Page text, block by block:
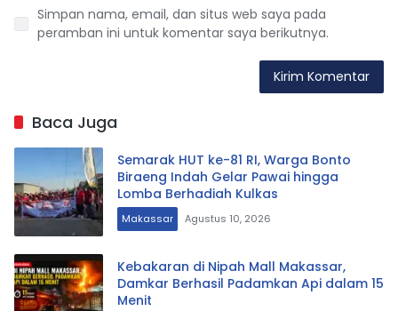
Simpan nama, email, dan situs web saya pada
peramban ini untuk komentar saya berikutnya.
Baca Juga
Semarak HUT ke-81 RI, Warga Bonto
Biraeng Indah Gelar Pawai hingga
Lomba Berhadiah Kulkas
Makassar Agustus 10, 2026
Kebakaran di Nipah Mall Makassar,
Damkar Berhasil Padamkan Api dalam 15
Menit